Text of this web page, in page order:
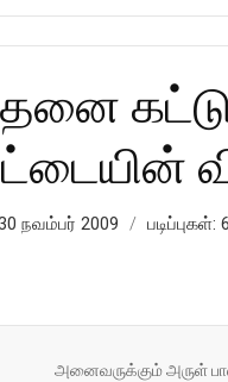
நவம்பர் 2009 படிப்புகள்:
அனைவருக்கும் அருள்